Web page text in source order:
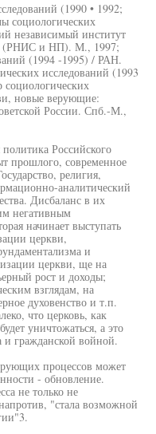
(1990 • 1992;
социологических
независимый институт
(РНИС и НП). М., 1997;
(1994 -1995) / РАН.
исследований (1993
новые верующие:
России. Спб.-М.,
Российского
прошлого, современное
религия,
аналитический
Дисбаланс в их
негативным
начинает выступать
церкви,
и
церкви, ще на
рост и доходы;
взглядам, на
духовенство и т.п.
что церковь, как
уничтожаться, а это
гражданской войной.
процессов может
- обновление.
не только не
"стала возможной